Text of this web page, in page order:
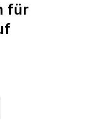
für